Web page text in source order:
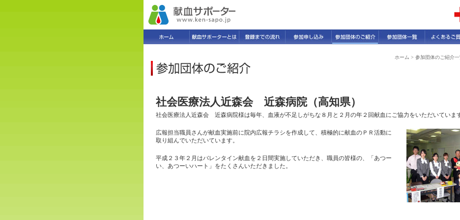
ホーム > 参加団体のご紹介一
社会医療法人近森会 近森病院（高知県）
社会医療法人近森会 近森病院様は毎年、血液が不足しがちな８月と２月の年２回献血にご協力をいただいていま
広報担当職員さんが献血実施前に院内広報チラシを作成して、積極的に献血のＰＲ活動に
取り組んでいただいています。
平成２３年２月はバレンタイン献血を２日間実施していただき、職員の皆様の、「あつー
い、あつーいハート」をたくさんいただきました。